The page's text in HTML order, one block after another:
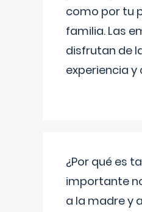
como por tu
familia. Las
disfrutan de
experiencia y
¿Por qué es
importante
a la madre y